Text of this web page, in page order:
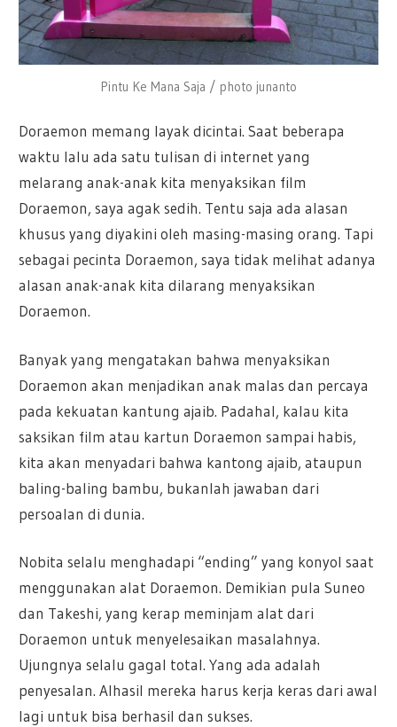
Pintu Ke Mana Saja / photo junanto
Doraemon memang layak dicintai. Saat beberapa
waktu lalu ada satu tulisan di internet yang
melarang anak-anak kita menyaksikan film
Doraemon, saya agak sedih. Tentu saja ada alasan
khusus yang diyakini oleh masing-masing orang. Tapi
sebagai pecinta Doraemon, saya tidak melihat adanya
alasan anak-anak kita dilarang menyaksikan
Doraemon.
Banyak yang mengatakan bahwa menyaksikan
Doraemon akan menjadikan anak malas dan percaya
pada kekuatan kantung ajaib. Padahal, kalau kita
saksikan film atau kartun Doraemon sampai habis,
kita akan menyadari bahwa kantong ajaib, ataupun
baling-baling bambu, bukanlah jawaban dari
persoalan di dunia.
Nobita selalu menghadapi “ending” yang konyol saat
menggunakan alat Doraemon. Demikian pula Suneo
dan Takeshi, yang kerap meminjam alat dari
Doraemon untuk menyelesaikan masalahnya.
Ujungnya selalu gagal total. Yang ada adalah
penyesalan. Alhasil mereka harus kerja keras dari awal
lagi untuk bisa berhasil dan sukses.